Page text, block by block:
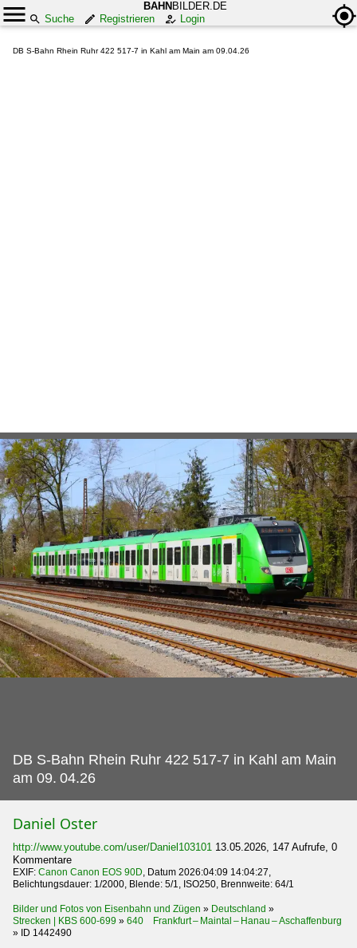
BAHN BILDER.DE
Suche
Registrieren Login
DB S-Bahn Rhein Ruhr 422 517-7 in Kahl am Main am 09.04.26
DB S-Bahn Rhein Ruhr 422 517-7 in Kahl am Main
am 09. 04.26
Daniel Oster
http://www.youtube.com/user/Daniel103101 13.05.2026, 147 Aufrufe, 0
Kommentare
EXIF: Canon Canon EOS 90D, Datum 2026:04:09 14:04:27,
Belichtungsdauer: 1/2000, Blende: 5/1, ISO250, Brennweite: 64/1
Bilder und Fotos von Eisenbahn und Zügen » Deutschland »
Strecken | KBS 600-699 » 640 Frankfurt – Maintal – Hanau – Aschaffenburg
» ID 1442490